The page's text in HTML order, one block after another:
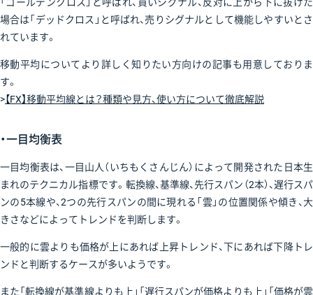
場合は「デッドクロス」と呼ばれ、売りシグナルとして機能しやすいとさ
れています。
移動平均についてより詳しく知りたい方向けの記事も用意しておりま
す。
> 【FX】移動平均線とは？種類や見方、使い方について徹底解説
・一目均衡表
一目均衡表は、一目山人（いちもくさんじん）によって開発された日本生
まれのテクニカル指標です。転換線、基準線、先行スパン（2本）、遅行スパ
ンの5本線や、2つの先行スパンの間に現れる「雲」の位置関係や傾き、大
きさなどによってトレンドを判断します。
一般的に雲よりも価格が上にあれば上昇トレンド、下にあれば下降トレ
ンドと判断するケースが多いようです。
また「転換線が基準線よりも上」「遅行スパンが価格よりも上」「価格が雲